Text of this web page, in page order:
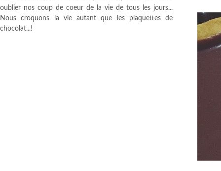
oublier nos coup de coeur de la vie de tous les jours...
Nous croquons la vie autant que les plaquettes de
chocolat...!